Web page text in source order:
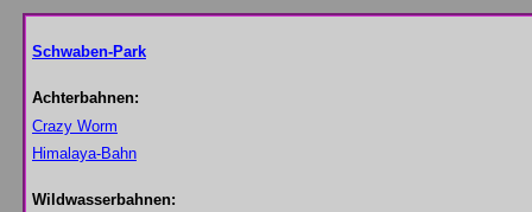
Schwaben-Park
Achterbahnen:
Crazy Worm
Himalaya-Bahn
Wildwasserbahnen: